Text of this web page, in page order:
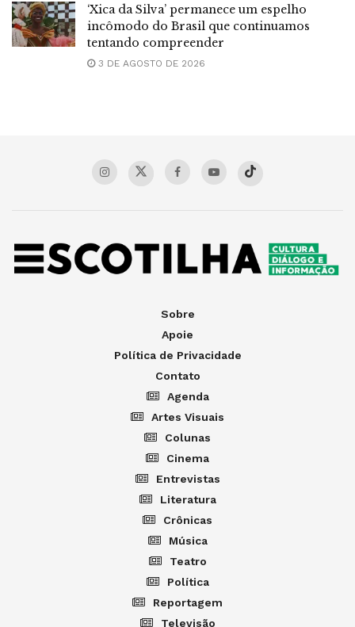
‘Xica da Silva’ permanece um espelho
incômodo do Brasil que continuamos
tentando compreender
3 DE AGOSTO DE 2026
Sobre
Apoie
Política de Privacidade
Contato
Agenda
Artes Visuais
Colunas
Cinema
Entrevistas
Literatura
Crônicas
Música
Teatro
Política
Reportagem
Televisão